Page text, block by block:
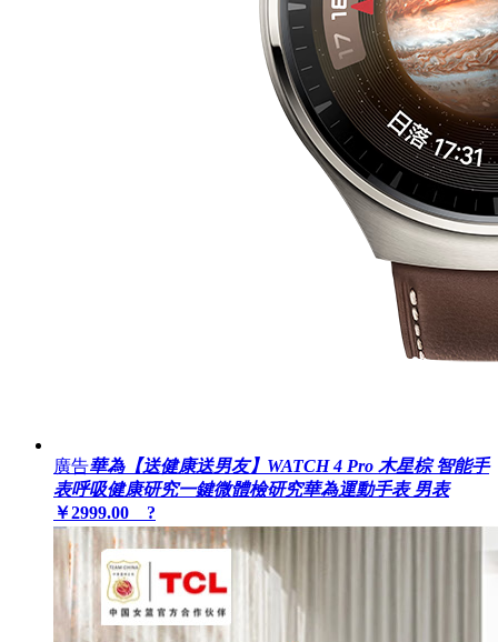
廣告華為【送健康送男友】WATCH 4 Pro 木星棕 智能手
表呼吸健康研究一鍵微體檢研究華為運動手表 男表
￥2999.00 ?